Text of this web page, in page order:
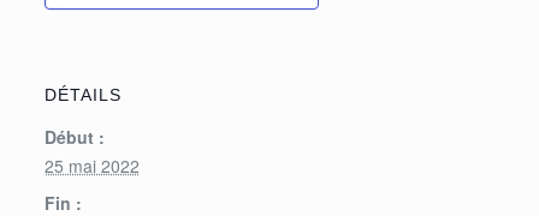
DÉTAILS
Début :
25 mai 2022
Fin :